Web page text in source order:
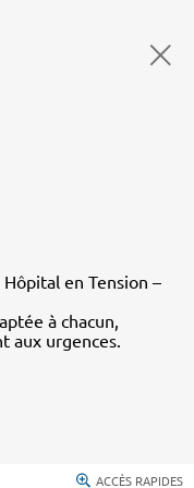
en Tension –
à chacun,
aux urgences.
ACCÈS RAPIDES